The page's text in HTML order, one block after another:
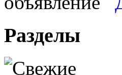
Разделы